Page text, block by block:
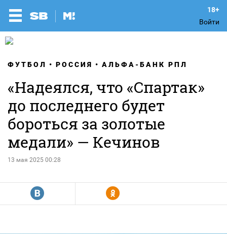
Войти
ФУТБОЛ РОССИЯ АЛЬФА-БАНК РПЛ
«Надеялся, что «Спартак»
до последнего будет
бороться за золотые
медали» — Кечинов
13 мая 2025 00:28
R Y